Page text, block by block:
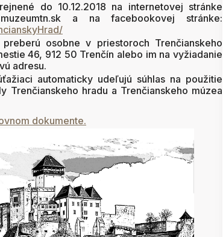
do 10.12.2018 na internetovej stránke
a na facebookovej stránke:
osobne v priestoroch Trenčianskeho
46, 912 50 Trenčín alebo im na vyžiadanie
adresu.
automaticky udeľujú súhlas na použitie
Trenčianskeho hradu a Trenčianskeho múzea
dokumente.